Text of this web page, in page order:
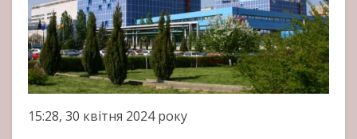
15:28, 30 квітня 2024 року